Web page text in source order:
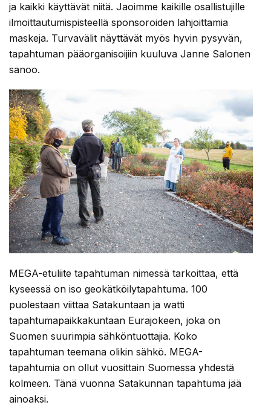
ja kaikki käyttävät niitä. Jaoimme kaikille osallistujille
ilmoittautumispisteellä sponsoroiden lahjoittamia
maskeja. Turvavälit näyttävät myös hyvin pysyvän,
tapahtuman pääorganisoijiin kuuluva Janne Salonen
sanoo.
MEGA-etuliite tapahtuman nimessä tarkoittaa, että
kyseessä on iso geokätköilytapahtuma. 100
puolestaan viittaa Satakuntaan ja watti
tapahtumapaikkakuntaan Eurajokeen, joka on
Suomen suurimpia sähköntuottajia. Koko
tapahtuman teemana olikin sähkö. MEGA-
tapahtumia on ollut vuosittain Suomessa yhdestä
kolmeen. Tänä vuonna Satakunnan tapahtuma jää
ainoaksi.